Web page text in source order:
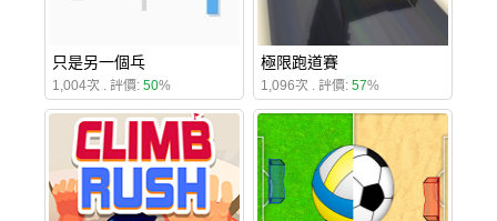
只是另一個乓
1,004次 . 評價: 50%
極限跑道賽
1,096次 . 評價: 57%